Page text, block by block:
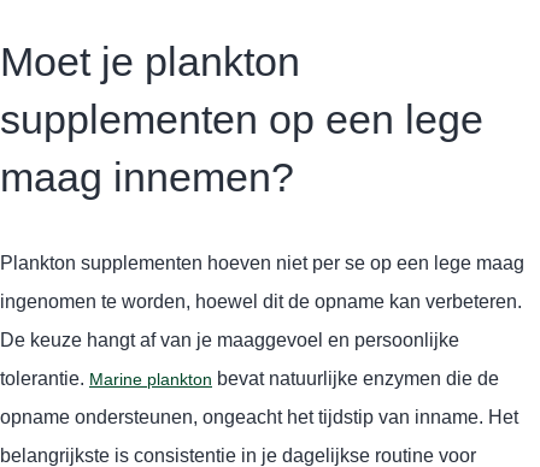
Moet je plankton
supplementen op een lege
maag innemen?
Plankton supplementen hoeven niet per se op een lege maag
ingenomen te worden, hoewel dit de opname kan verbeteren.
De keuze hangt af van je maaggevoel en persoonlijke
tolerantie. Marine plankton bevat natuurlijke enzymen die de
opname ondersteunen, ongeacht het tijdstip van inname. Het
belangrijkste is consistentie in je dagelijkse routine voor